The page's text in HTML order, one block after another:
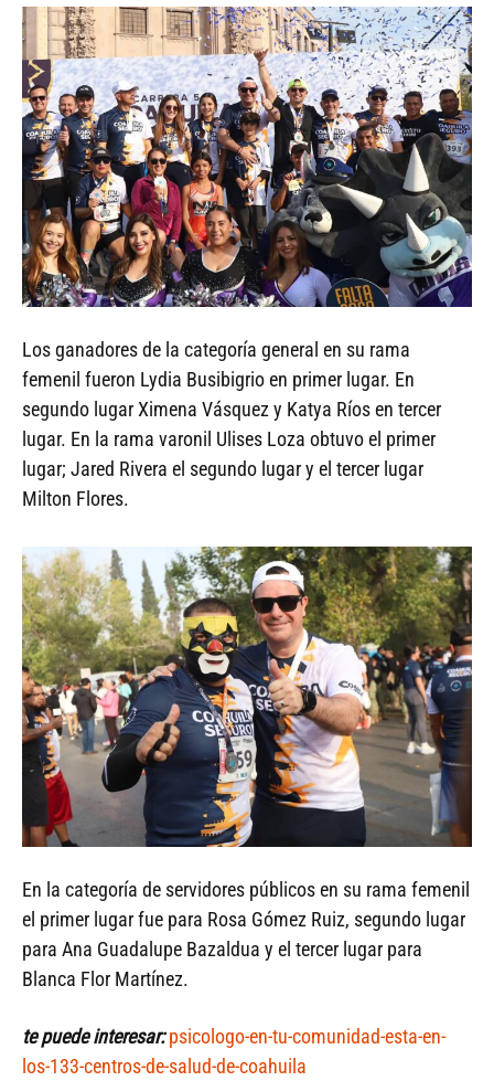
Los ganadores de la categoría general en su rama
femenil fueron Lydia Busibigrio en primer lugar. En
segundo lugar Ximena Vásquez y Katya Ríos en tercer
lugar. En la rama varonil Ulises Loza obtuvo el primer
lugar; Jared Rivera el segundo lugar y el tercer lugar
Milton Flores.
En la categoría de servidores públicos en su rama femenil
el primer lugar fue para Rosa Gómez Ruiz, segundo lugar
para Ana Guadalupe Bazaldua y el tercer lugar para
Blanca Flor Martínez.
te puede interesar: psicologo-en-tu-comunidad-esta-en-
los-133-centros-de-salud-de-coahuila